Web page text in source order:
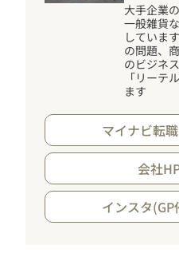
大手企業
一般雑貨
していま
の問題、
のビジネ
「リーテ
ます
マイナビ転
会社
インスタ